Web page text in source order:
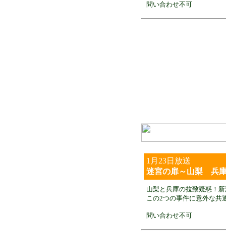
問い合わせ不可
1月23日放送
迷宮の扉～山梨 兵
山梨と兵庫の拉致疑惑！
この2つの事件に意外な共
問い合わせ不可